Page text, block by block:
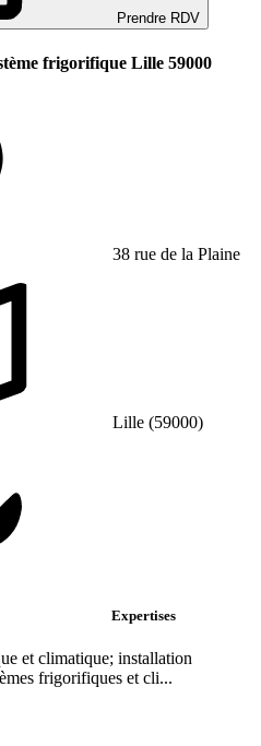
Prendre RDV
frigorifique Lille 59000
38 rue de la Plaine
Lille (59000)
Expertises
et climatique; installation
frigorifiques et cli...